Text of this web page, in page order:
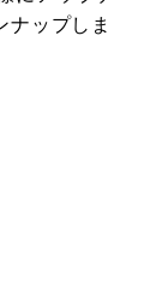
ナップしま